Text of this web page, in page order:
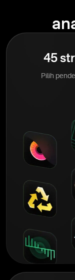
45
Pilih